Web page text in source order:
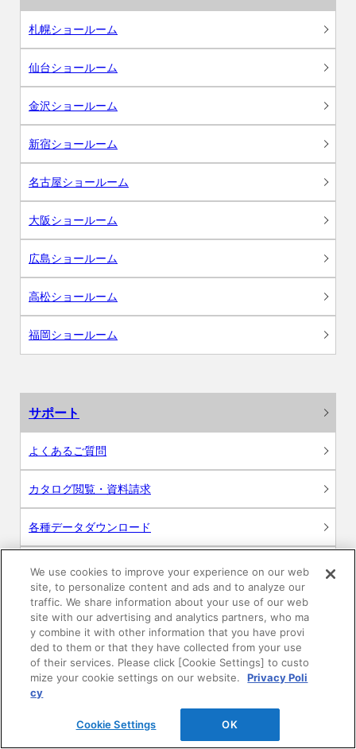
札幌ショールーム
仙台ショールーム
金沢ショールーム
新宿ショールーム
名古屋ショールーム
大阪ショールーム
広島ショールーム
高松ショールーム
福岡ショールーム
サポート
よくあるご質問
カタログ閲覧・資料請求
各種データダウンロード
WEB見積・各種シミュレーション
交換用部品の購入
修理・点検
お問い合わせ
We use cookies to improve your experience on our web
site, to personalize content and ads and to analyze our
traffic. We share information about your use of our web
site with our advertising and analytics partners, who ma
y combine it with other information that you have provi
ded to them or that they have collected from your use
of their services. Please click [Cookie Settings] to custo
mize your cookie settings on our website.
Privacy Poli
cy
Cookie Settings OK